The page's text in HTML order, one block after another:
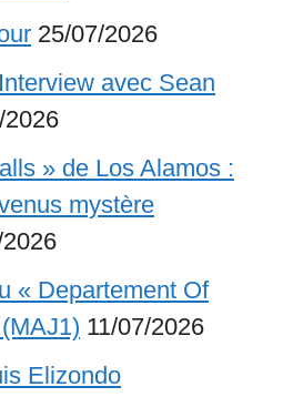
25/07/2026
avec Sean
2026
» de Los Alamos :
mystère
« Departement Of
11/07/2026
Elizondo